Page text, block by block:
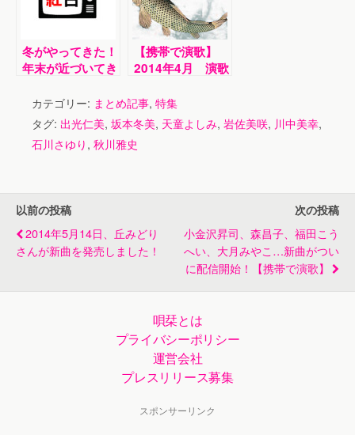
冬がやってきた！
年末が近づいてき
戦に出場した演歌
歌手をまとめてみ
ました！
【携帯で演歌】
2014年4月 演歌
キング！！
カテゴリー: まとめ記事, 特集
タグ: 出光仁美, 坂本冬美, 天童よしみ, 岩佐美咲, 川中美幸,
石川さゆり, 秋川雅史
以前の投稿
2014年5月14日、丘みどり
さんが新曲を発売しました！
次の投稿
小金沢昇司、森昌子、福田こう
へい、大月みやこ…新曲がつい
に配信開始！【携帯で演歌】
唄栞とは
プライバシーポリシー
運営会社
プレスリリース募集
スポンサーリンク